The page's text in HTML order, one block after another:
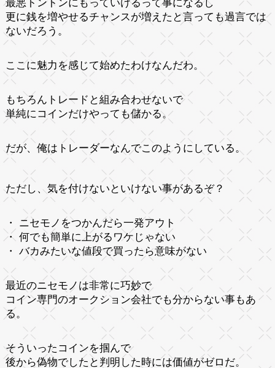
最悪トントンにもっていけるって事になるし
更に銭を増やせるチャンスが増えたと言っても過言では
ないだろう。
ここに魅力を感じて始めたわけなんだわ。
もちろんトレードと組み合わせないで
単純にコインだけやっても儲かる。
だが、俺はトレーダーなんでこのようにしている。
ただし、気を付けないといけない事があるぞ？
・ ニセモノをつかんだら一発アウト
・ 何でも簡単に上がるワケじゃない
・ バカみたいな値段で買ったら意味がない
最近のニセモノは非常に巧妙で
コイン専門のオークション会社でも分からない事もあ
る。
そういったコインを掴んで
後から偽物でしたと判明した時には価値がゼロだ。